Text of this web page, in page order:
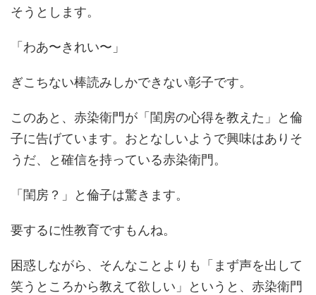
そうとします。
「わあ〜きれい〜」
ぎこちない棒読みしかできない彰子です。
このあと、赤染衛門が「閨房の心得を教えた」と倫
子に告げています。おとなしいようで興味はありそ
うだ、と確信を持っている赤染衛門。
「閨房？」と倫子は驚きます。
要するに性教育ですもんね。
困惑しながら、そんなことよりも「まず声を出して
笑うところから教えて欲しい」というと、赤染衛門